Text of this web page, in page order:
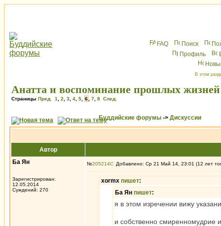
FAQ Поиск
Профиль
В этом
Анатта и воспоминание прошлых жизней
Страницы Пред. 1 2 3 4 5 6 7 8 След.
Буддийские форумы -> Дискуссии
Автор
Ба Ян
Зарегистрирован:
12.05.2014
Суждений: 270
№205214 Добавлено: Ср 21 Май 14, 23:01 (12 лет
xormx пишет:
Ба Ян пишет:
я в этом изречении вижу
и собственно смиренномудрие